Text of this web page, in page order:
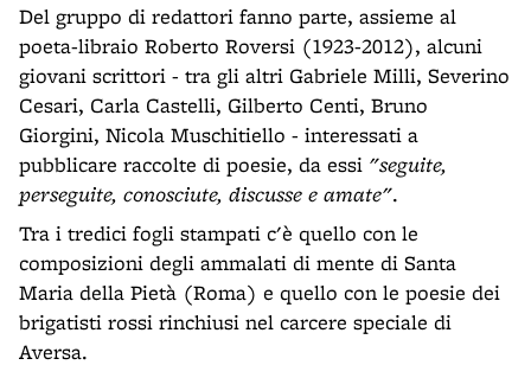
Del gruppo di redattori fanno parte, assieme al
poeta-libraio Roberto Roversi (1923-2012), alcuni
giovani scrittori - tra gli altri Gabriele Milli, Severino
Cesari, Carla Castelli, Gilberto Centi, Bruno
Giorgini, Nicola Muschitiello - interessati a
pubblicare raccolte di poesie, da essi "seguite,
perseguite, conosciute, discusse e amate".
Tra i tredici fogli stampati c'è quello con le
composizioni degli ammalati di mente di Santa
Maria della Pietà (Roma) e quello con le poesie dei
brigatisti rossi rinchiusi nel carcere speciale di
Aversa.